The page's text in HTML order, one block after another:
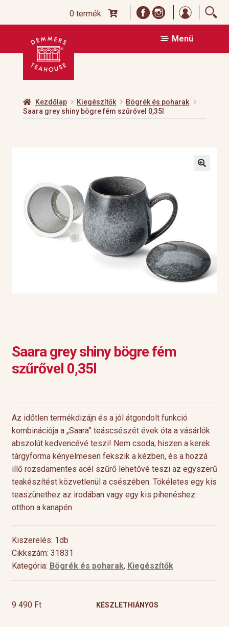
0 termék
Ugrás
navigációhoz
Kilépés
tartalomba
Menü
Kezdőlap Kiegészítők
Bögrék és poharak
Saara grey shiny bögre fém szűrővel 0,35l
Saara grey shiny bögre fém
szűrővel 0,35l
Az időtlen termékdizájn és a jól átgondolt funkció
kombinációja a „Saara” teáscsészét évek óta a vásárlók
abszolút kedvencévé teszi! Nem csoda, hiszen a kerek
tárgyforma kényelmesen fekszik a kézben, és a hozzá
illő rozsdamentes acél szűrő lehetővé teszi az egyszerű
teakészítést közvetlenül a csészében. Tökéletes egy kis
teaszünethez az irodában vagy egy kis pihenéshez
otthon a kanapén.
Kiszerelés: 1db
Cikkszám: 31831
Kategória: Bögrék és poharak, Kiegészítők
9 490 Ft KÉSZLETHIÁNYOS